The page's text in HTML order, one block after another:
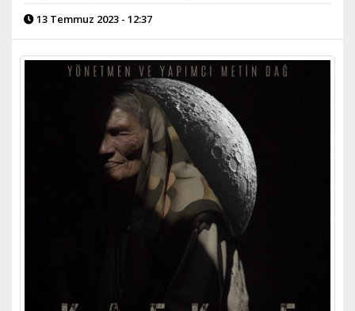
13 Temmuz 2023 - 12:37